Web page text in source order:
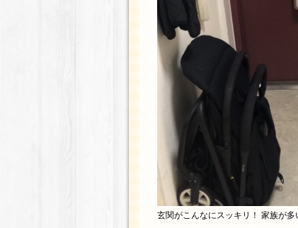
玄関がこんなにスッキリ！ 家族が